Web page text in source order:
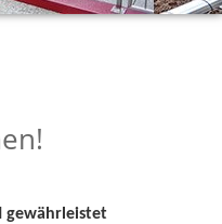
gewährleistet